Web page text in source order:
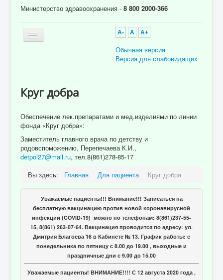
Министерство здравоохранения - 8 800 2000-366
A- A A+
Обычная версия
Версия для слабовидящих
Об учреждении
Для пациента
Информация для специалистов
Медицинская профилактика
Лекарственное обеспечение
Документы
Вакансии
Связаться с нами
Круг добра
Обеспечение лек.препаратами и мед.изделиями по линии
фонда «Круг добра»:
Заместитель главного врача по детству и
родовспоможению, Перепечаева К.И.,
detpol27@mail.ru, тел.8(861)278-85-17
Вы здесь:
Главная Для пациента Круг добра
Уважаемые пациенты!!! Внимание!!! Записаться на
бесплатную вакцинацию против новой коронавирусной
инфекции (COVID-19) можно по телефонам: 8(861)237-55-
15, 8(861) 263-07-64. Вакцинация проводится по адресу: ул.
Дмитрия Благоева 16 в Кабинете № 13. График работы: с
понедельника по пятницу с 8.00 до 19.00 , выходные и
праздничные дни с 9.00 до 15.00
Уважаемые пациенты! ВНИМАНИЕ!!!! С 12 августа 2020 года ,